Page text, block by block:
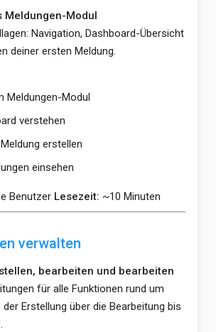
Meldungen-Modul
Navigation, Dashboard-Übersicht
deiner ersten Meldung.
Meldungen-Modul
verstehen
erstellen
einsehen
Benutzer Lesezeit: ~10 Minuten
verwalten
bearbeiten und bearbeiten
für alle Funktionen rund um
der Erstellung über die Bearbeitung bis